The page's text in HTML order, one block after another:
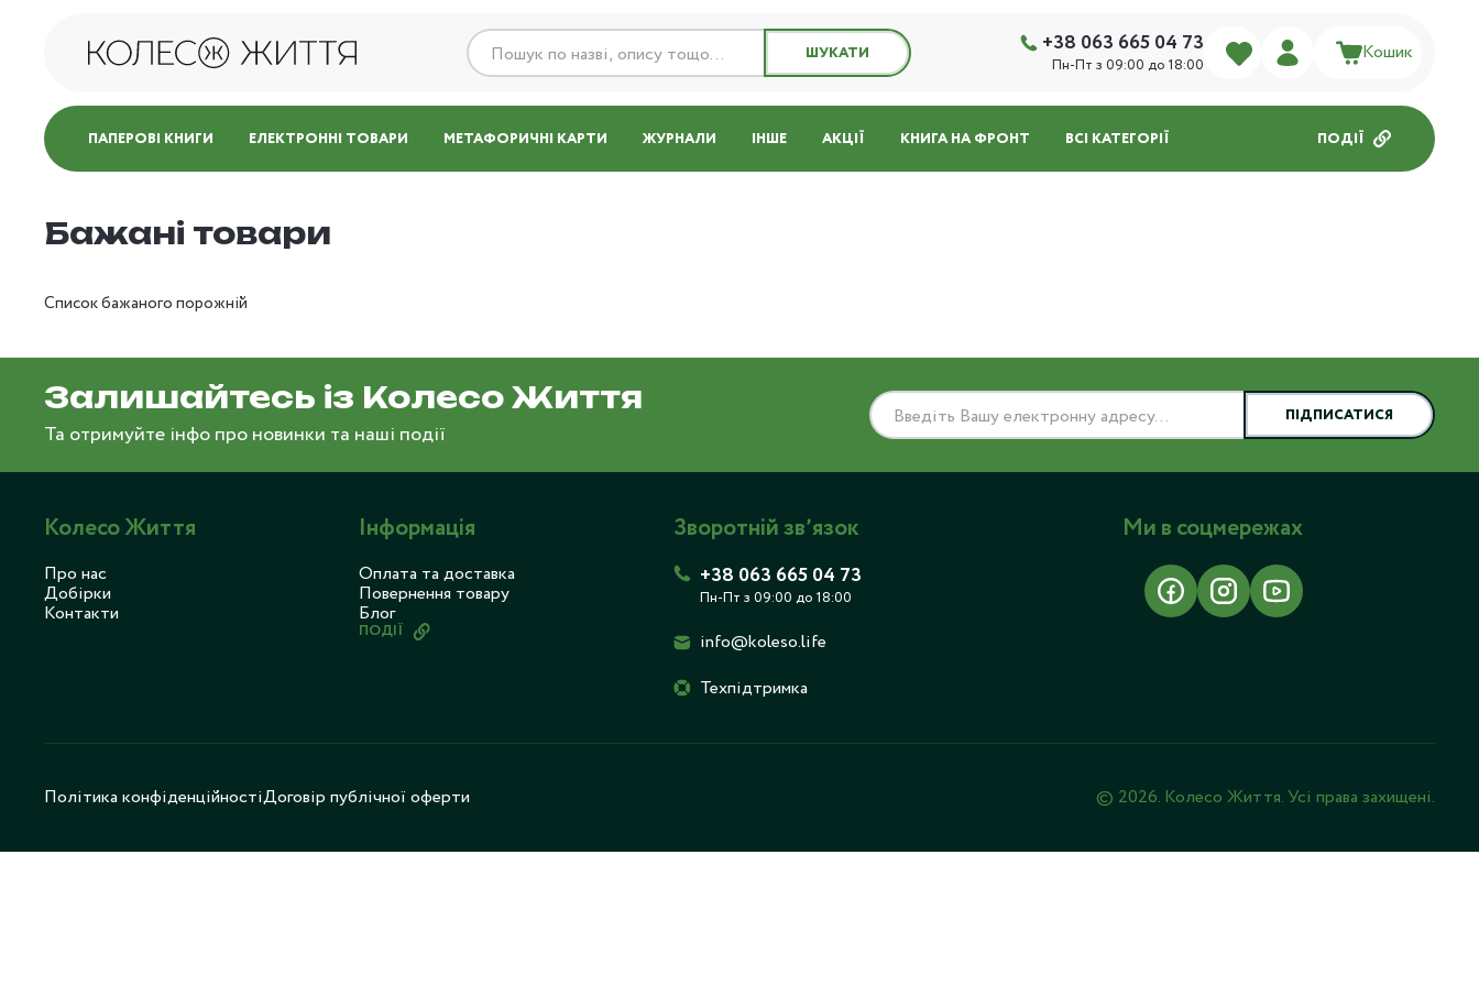
ШУКАТИ +38 063 665 04 73
Пн-Пт з 09:00 до 18:00
Кошик
ПАПЕРОВІ КНИГИ ЕЛЕКТРОННІ ТОВАРИ МЕТАФОРИЧНІ КАРТИ ЖУРНАЛИ ІНШЕ АКЦІЇ КНИГА НА ФРОНТ ВСІ КАТЕГОРІЇ ПОДІЇ
Бажані товари
Список бажаного порожній
Залишайтесь із Колесо Життя
Та отримуйте інфо про новинки та наші події
ПІДПИСАТИСЯ
Колесо Життя
Про нас
Добірки
Контакти
Інформація
Оплата та доставка
Повернення товару
Блог
ПОДІЇ
Зворотній звʼязок
+38 063 665 04 73
Пн-Пт з 09:00 до 18:00
info@koleso.life
Техпідтримка
Ми в соцмережах
Політика конфіденційностіДоговір публічної оферти © 2026. Колесо Життя. Усі права захищені.